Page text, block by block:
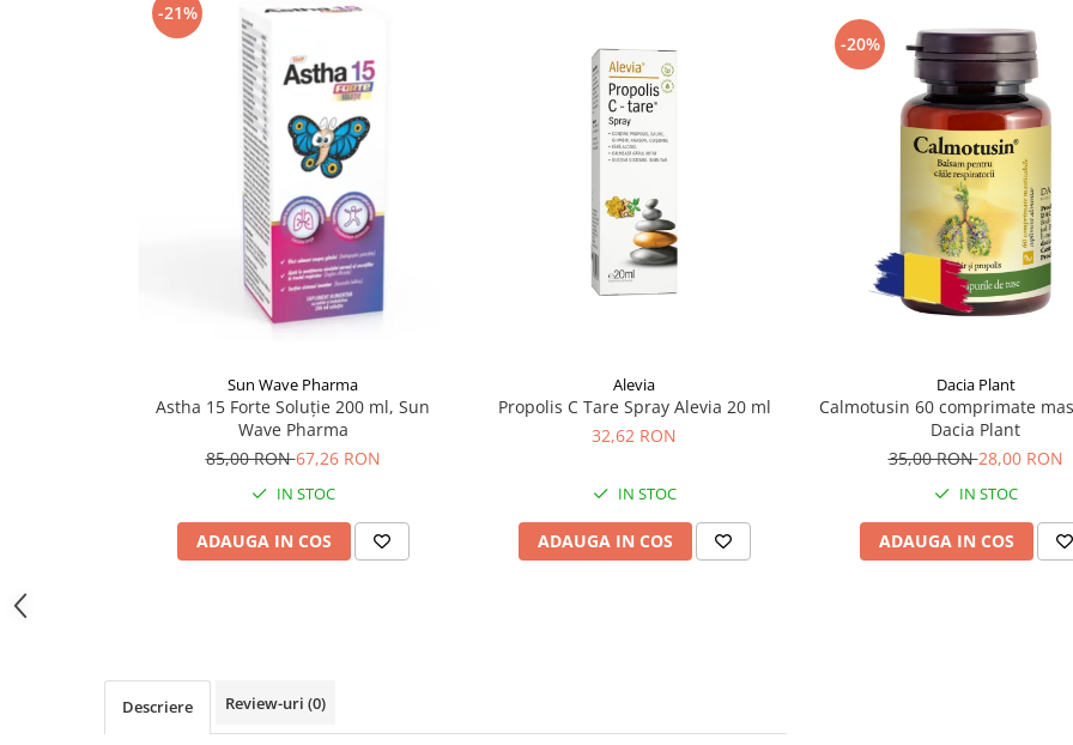
Supliment Vitamina D3
-21%
Sun Wave Pharma
Astha 15 Forte Soluție 200 ml, Sun
Wave Pharma
85,00 RON67,26 RON
IN STOC
ADAUGA IN COS
Alevia
Propolis C Tare Spray Alevia 20 ml
32,62 RON
IN STOC
ADAUGA IN COS
-20%
Dacia Plant
Calmotusin 60 comprimate
Dacia Plant
35,00 RON28,00 RON
IN STOC
ADAUGA IN COS
Descriere Review-uri (0)